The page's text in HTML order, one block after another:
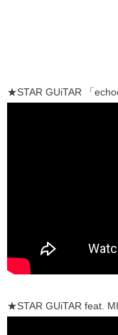
★STAR GUiTAR 「
★STAR GUiTAR feat.